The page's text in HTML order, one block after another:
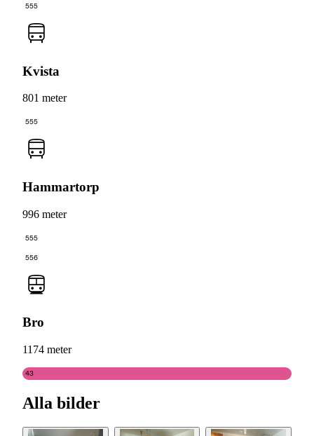
555
Kvista
801 meter
555
Hammartorp
996 meter
555
556
Bro
1174 meter
43
Alla bilder